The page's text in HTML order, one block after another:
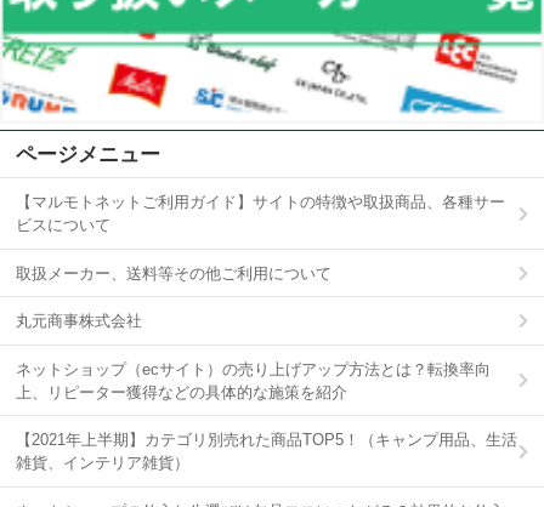
ページメニュー
【マルモトネットご利用ガイド】サイトの特徴や取扱商品、各種サー
ビスについて
取扱メーカー、送料等その他ご利用について
丸元商事株式会社
ネットショップ（ecサイト）の売り上げアップ方法とは？転換率向
上、リピーター獲得などの具体的な施策を紹介
【2021年上半期】カテゴリ別売れた商品TOP5！（キャンプ用品、生活
雑貨、インテリア雑貨）